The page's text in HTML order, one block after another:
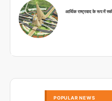
आर्थिक राष्ट्रवाद के रूप में
POPULAR NEWS